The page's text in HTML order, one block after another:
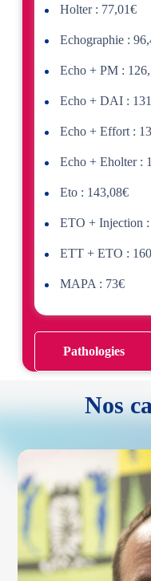
Holter : 77,01€
Echographie :
Echo + PM :
Echo + DAI :
Echo + Effort :
Echo + Eholter :
Eto : 143,08€
ETO + Injection
ETT + ETO :
MAPA : 73€
Pathologies
Nos